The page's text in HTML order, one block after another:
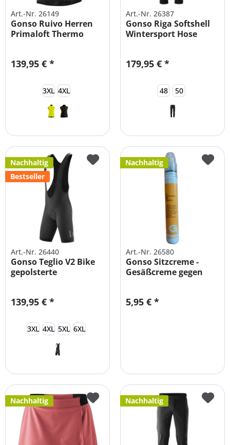
Art.-Nr. 26149
Gonso Ruivo Herren
Primaloft Thermo
139,95 € *
3XL 4XL
Art.-Nr. 26387
Gonso Riga Softshell
Wintersport Hose
179,95 € *
48 50
Nachhaltig
Bestseller
Art.-Nr. 26440
Gonso Teglio V2 Bike
gepolsterte
139,95 € *
3XL 4XL 5XL 6XL
Nachhaltig
Art.-Nr. 26580
Gonso Sitzcreme -
Gesäßcreme gegen
5,95 € *
Nachhaltig Nachhaltig